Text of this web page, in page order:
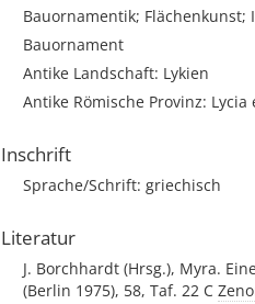
Bauornamentik; Flächenkunst;
Bauornament
Antike Landschaft: Lykien
Antike Römische Provinz: Lycia
Inschrift
Sprache/Schrift: griechisch
Literatur
J. Borchhardt (Hrsg.), Myra.
(Berlin 1975), 58, Taf. 22 C